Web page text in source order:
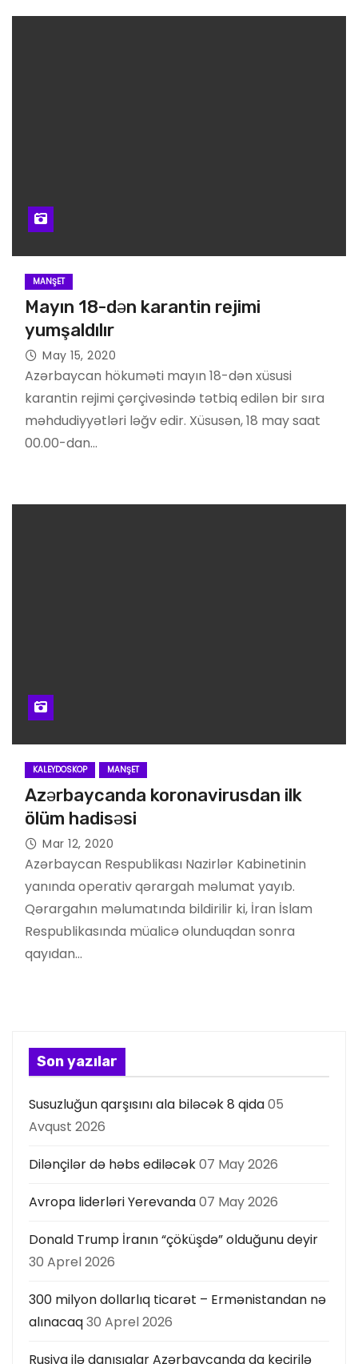
MANŞET
Mayın 18-dən karantin rejimi
yumşaldılır
May 15, 2020
Azərbaycan hökuməti mayın 18-dən xüsusi
karantin rejimi çərçivəsində tətbiq edilən bir sıra
məhdudiyyətləri ləğv edir. Xüsusən, 18 may saat
00.00-dan…
KALEYDOSKOP MANŞET
Azərbaycanda koronavirusdan ilk
ölüm hadisəsi
Mar 12, 2020
Azərbaycan Respublikası Nazirlər Kabinetinin
yanında operativ qərargah məlumat yayıb.
Qərargahın məlumatında bildirilir ki, İran İslam
Respublikasında müalicə olunduqdan sonra
qayıdan…
Son yazılar
Susuzluğun qarşısını ala biləcək 8 qida05
Avqust 2026
Dilənçilər də həbs ediləcək07 May 2026
Avropa liderləri Yerevanda07 May 2026
Donald Trump İranın “çöküşdə” olduğunu deyir
30 Aprel 2026
300 milyon dollarlıq ticarət – Ermənistandan nə
alınacaq30 Aprel 2026
Rusiya ilə danışıqlar Azərbaycanda da keçirilə